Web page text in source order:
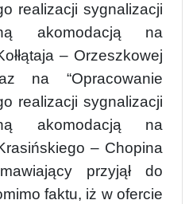
realizacji sygnalizacji
akomodacją na
– Orzeszkowej
na “Opracowanie
realizacji sygnalizacji
akomodacją na
– Chopina
przyjął do
faktu, iż w ofercie